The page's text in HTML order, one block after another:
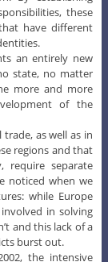
these
have different
an entirely new
state, no matter
more and more
of the
as well as in
regions and that
require separate
noticed when we
while Europe
in solving
and this lack of a
burst out.
the intensive